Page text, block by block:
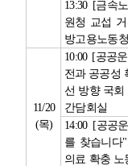
13:30 [금속
원청 교섭
방고용노동
11/20
(목)
10:00 [공공
전과 공공성
선 방향 국회
간담회실
14:00 [공공
를 찾습니다"
의료 확충